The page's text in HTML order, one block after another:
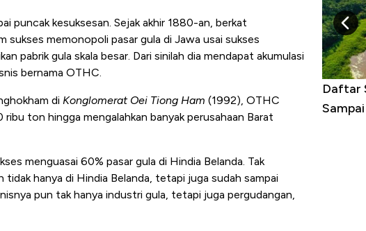
puncak kesuksesan. Sejak akhir 1880-an, berkat
sukses memonopoli pasar gula di Jawa usai sukses
pabrik gula skala besar. Dari sinilah dia mendapat akumulasi
bernama OTHC.
di Konglomerat Oei Tiong Ham (1992), OTHC
ton hingga mengalahkan banyak perusahaan Barat
menguasai 60% pasar gula di Hindia Belanda. Tak
hanya di Hindia Belanda, tetapi juga sudah sampai
pun tak hanya industri gula, tetapi juga pergudangan,
di Jaman Dulu
Daftar Sungai
Sampai Ribuan